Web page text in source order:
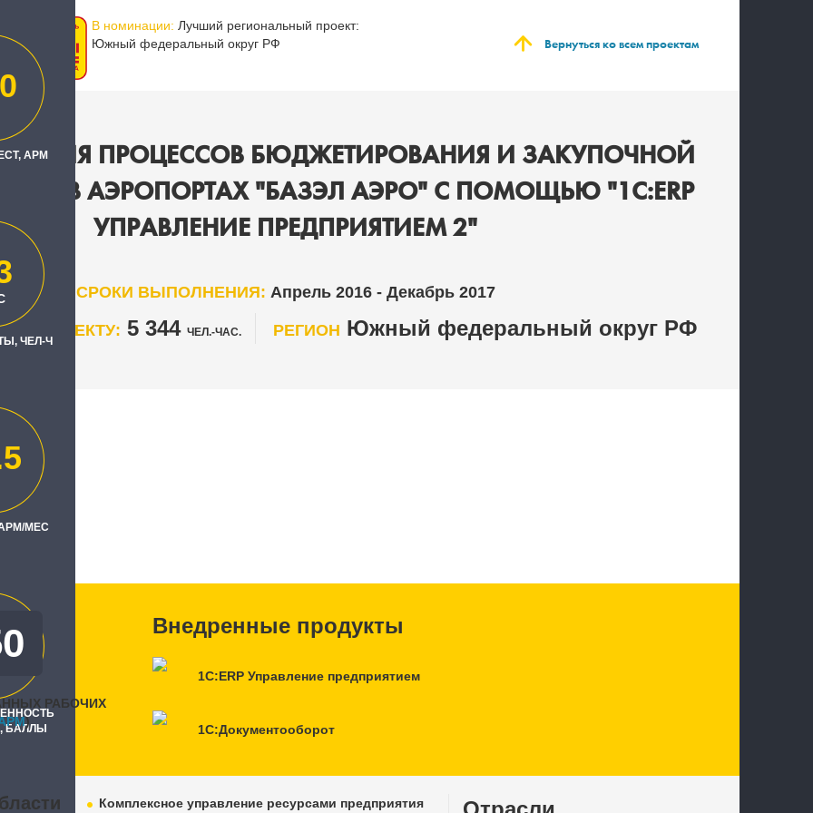
В номинации: Лучший региональный проект:
Южный федеральный округ РФ
Вернуться ко всем проектам
ПРОЦЕССОВ БЮДЖЕТИРОВАНИЯ И ЗАКУПОЧНОЙ
В АЭРОПОРТАХ "БАЗЭЛ АЭРО" С ПОМОЩЬЮ "1С:ERP
УПРАВЛЕНИЕ ПРЕДПРИЯТИЕМ 2"
СРОКИ ВЫПОЛНЕНИЯ: Апрель 2016 - Декабрь 2017
ПО ПРОЕКТУ: 5 344 ЧЕЛ.-ЧАС. РЕГИОН Южный федеральный округ РФ
АРМ
ЧЕЛ-Ч
МЕС
БАЛЛЫ
РАБОЧИХ
)
Внедренные продукты
1С:ERP Управление предприятием
1С:Документооборот
Комплексное управление ресурсами предприятия